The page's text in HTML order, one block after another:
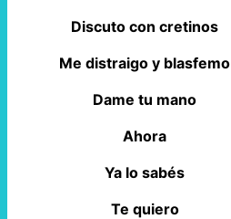
Discuto con cretinos
Me distraigo y blasfemo
Dame tu mano
Ahora
Ya lo sabés
Te quiero